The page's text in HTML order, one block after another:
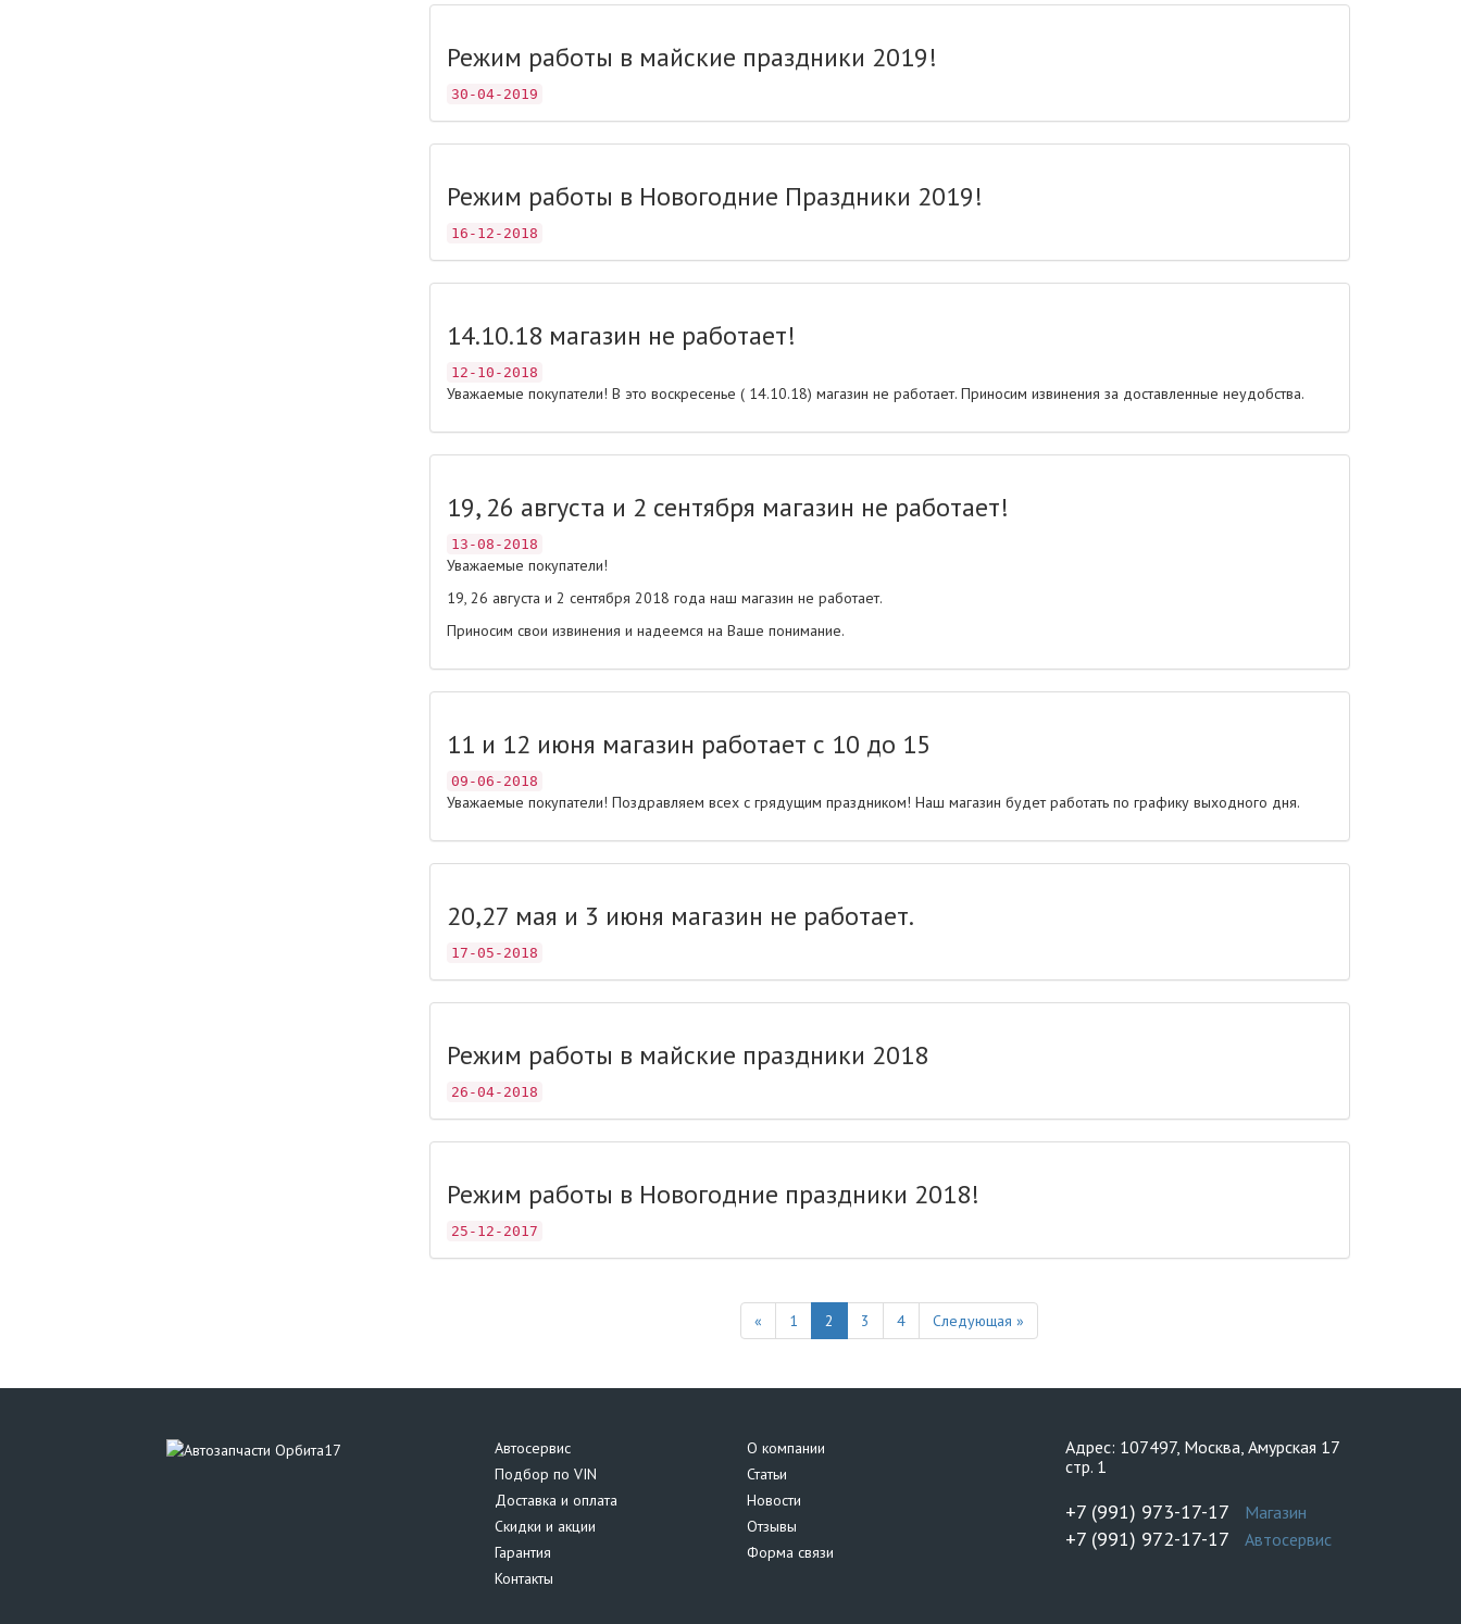
Режим работы в майские праздники 2019!
30-04-2019
Режим работы в Новогодние Праздники 2019!
16-12-2018
14.10.18 магазин не работает!
12-10-2018
Уважаемые покупатели! В это воскресенье ( 14.10.18) магазин не работает. Приносим извинения за доставленные неудобства.
19, 26 августа и 2 сентября магазин не работает!
13-08-2018
Уважаемые покупатели!
19, 26 августа и 2 сентября 2018 года наш магазин не работает.
Приносим свои извинения и надеемся на Ваше понимание.
11 и 12 июня магазин работает с 10 до 15
09-06-2018
Уважаемые покупатели! Поздравляем всех с грядущим праздником! Наш магазин будет работать по графику выходного дня.
20,27 мая и 3 июня магазин не работает.
17-05-2018
Режим работы в майские праздники 2018
26-04-2018
Режим работы в Новогодние праздники 2018!
25-12-2017
« Previous
1 2 3 4 Следующая »
Автосервис
Подбор по VIN
Доставка и оплата
Скидки и акции
Гарантия
Контакты
О компании
Статьи
Новости
Отзывы
Форма связи
Адрес: 107497, Москва, Амурская 17
стр. 1
+7 (991) 973-17-17 Магазин
+7 (991) 972-17-17 Автосервис